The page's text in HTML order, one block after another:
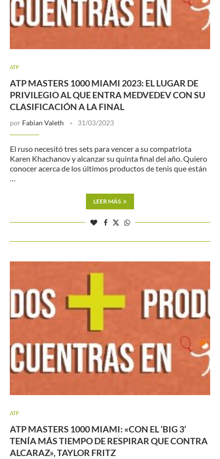
ATP
ATP MASTERS 1000 MIAMI 2023: EL LUGAR DE
PRIVILEGIO AL QUE ENTRA MEDVEDEV CON SU
CLASIFICACIÓN A LA FINAL
por Fabian Valeth 31/03/2023
El ruso necesitó tres sets para vencer a su compatriota
Karen Khachanov y alcanzar su quinta final del año. Quiero
conocer acerca de los últimos productos de tenis que están
…
LEER MÁS
ATP
ATP MASTERS 1000 MIAMI: «CON EL ‘BIG 3’
TENÍA MÁS TIEMPO DE RESPIRAR QUE CONTRA
ALCARAZ», TAYLOR FRITZ